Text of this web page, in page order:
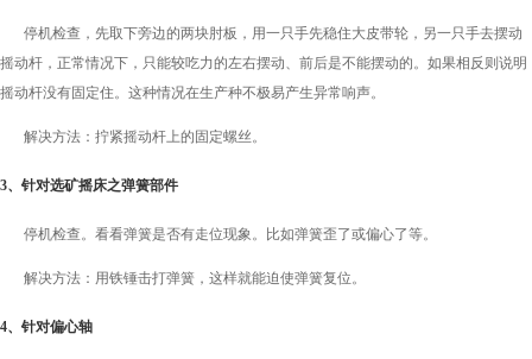
停机检查，先取下旁边的两块肘板，用一只手先稳住大皮带轮，另一只手去摆动
摇动杆，正常情况下，只能较吃力的左右摆动、前后是不能摆动的。如果相反则说明
摇动杆没有固定住。这种情况在生产种不极易产生异常响声。
解决方法：拧紧摇动杆上的固定螺丝。
3、针对选矿摇床之弹簧部件
停机检查。看看弹簧是否有走位现象。比如弹簧歪了或偏心了等。
解决方法：用铁锤击打弹簧，这样就能迫使弹簧复位。
4、针对偏心轴